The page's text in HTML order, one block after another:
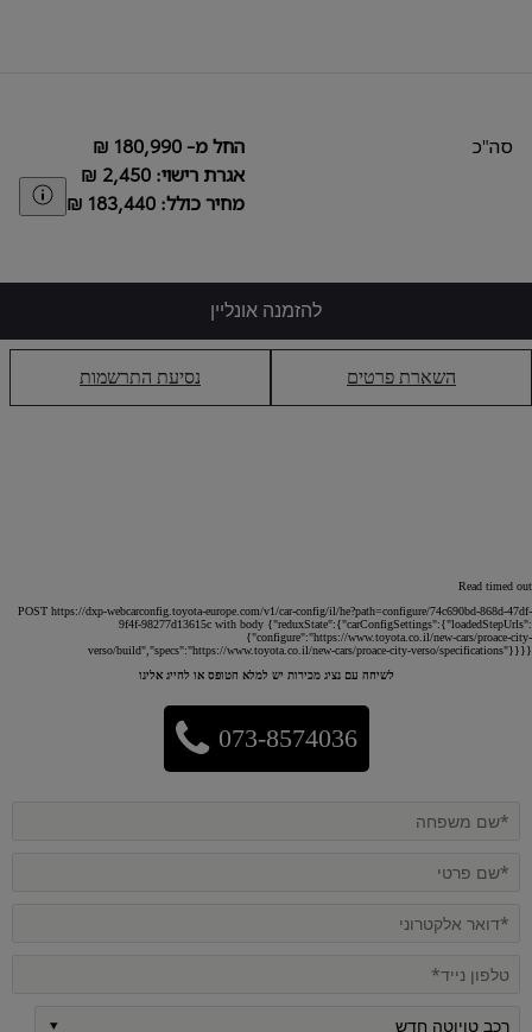
סה"כ
החל מ- ‏180,990 ₪
אגרת רישוי: ‏2,450 ₪
מחיר כולל: ‏183,440 ₪
להזמנה אונליין
השארת פרטים נסיעת התרשמות
Read timed out
POST https://dxp-webcarconfig.toyota-europe.com/v1/car-config/il/he?path=configure/74c690bd-868d-47df-
9f4f-98277d13615c with body {"reduxState":{"carConfigSettings":{"loadedStepUrls":
{"configure":"https://www.toyota.co.il/new-cars/proace-city-
verso/build","specs":"https://www.toyota.co.il/new-cars/proace-city-verso/specifications"}}}}
לשיחה עם נציג מכירות יש למלא הטופס או לחייג אלינו
073-8574036